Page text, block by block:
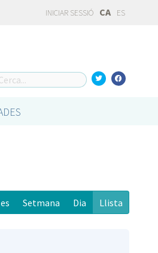
INICIAR SESSIÓ CA ES
Setmana Dia Llista